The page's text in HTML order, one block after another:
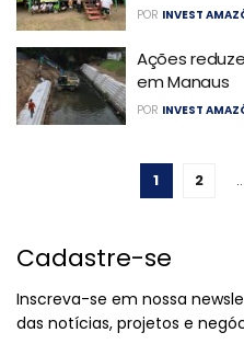
POR INVEST
Ações
em Manaus
POR INVEST
1 2 …
Cadastre-se
Inscreva-se em nossa
das notícias, projetos e